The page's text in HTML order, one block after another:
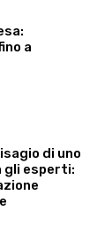
a
di uno
gli esperti: